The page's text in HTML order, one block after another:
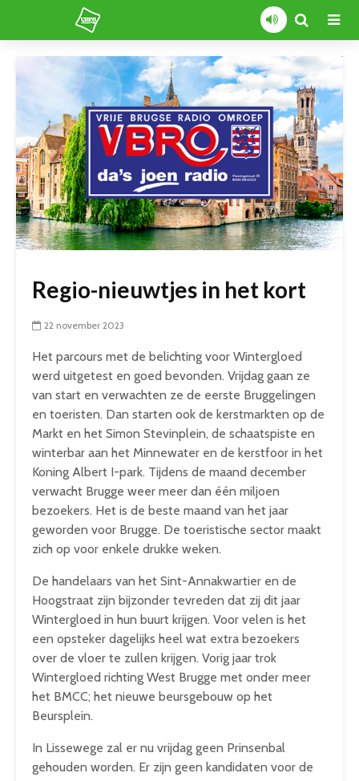
Regio-nieuwtjes in het kort
22 november 2023
Het parcours met de belichting voor Wintergloed
werd uitgetest en goed bevonden. Vrijdag gaan ze
van start en verwachten ze de eerste Bruggelingen
en toeristen. Dan starten ook de kerstmarkten op de
Markt en het Simon Stevinplein, de schaatspiste en
winterbar aan het Minnewater en de kerstfoor in het
Koning Albert I-park. Tijdens de maand december
verwacht Brugge weer meer dan één miljoen
bezoekers. Het is de beste maand van het jaar
geworden voor Brugge. De toeristische sector maakt
zich op voor enkele drukke weken.
De handelaars van het Sint-Annakwartier en de
Hoogstraat zijn bijzonder tevreden dat zij dit jaar
Wintergloed in hun buurt krijgen. Voor velen is het
een opsteker dagelijks heel wat extra bezoekers
over de vloer te zullen krijgen. Vorig jaar trok
Wintergloed richting West Brugge met onder meer
het BMCC; het nieuwe beursgebouw op het
Beursplein.
In Lissewege zal er nu vrijdag geen Prinsenbal
gehouden worden. Er zijn geen kandidaten voor de